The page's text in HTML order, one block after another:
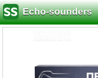
Echo-sounders